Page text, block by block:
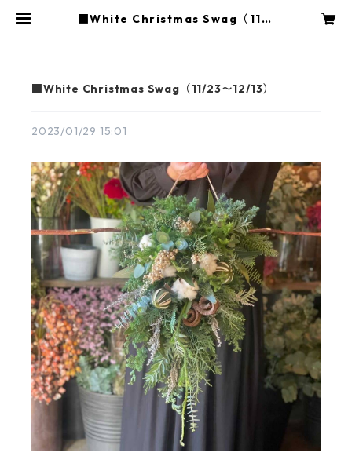
■White Christmas Swag（11/2
■White Christmas Swag（11/23〜12/13）
2023/01/29 15:01